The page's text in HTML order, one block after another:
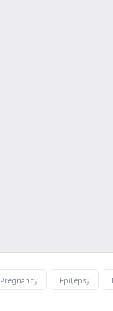
Pregnancy Epilepsy